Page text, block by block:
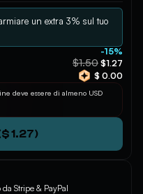
Applica
un extra 3% sul tuo
-15%
$1.50 $1.27
$ 0.00
deve essere di almeno USD
1.27)
Stripe & PayPal